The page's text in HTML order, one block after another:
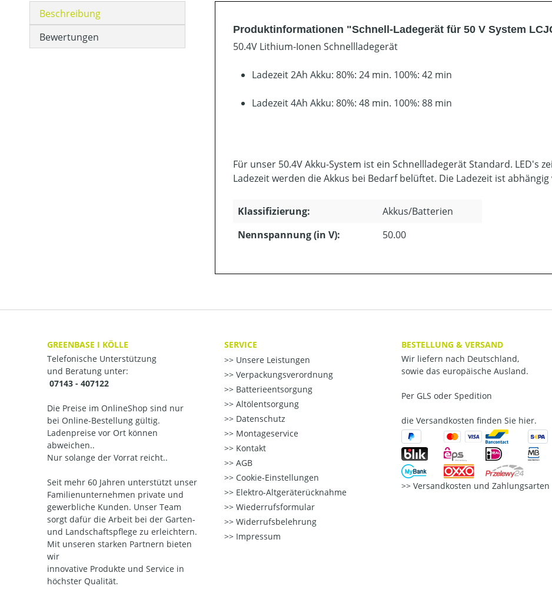
Beschreibung
Bewertungen
Produktinformationen "Schnell-Ladegerät für 50 V System
50.4V Lithium-Ionen Schnellladegerät
Ladezeit 2Ah Akku: 80%: 24 min. 100%: 42 min
Ladezeit 4Ah Akku: 80%: 48 min. 100%: 88 min
Für unser 50.4V Akku-System ist ein Schnellladegerät Standard. LED's
Ladezeit werden die Akkus bei Bedarf belüftet. Die Ladezeit ist
Klassifizierung:
Akkus/Batterien
Nennspannung (in V):
50.00
GREENBASE I KÖLLE
Telefonische Unterstützung
und Beratung unter:
07143 - 407122
Die Preise im OnlineShop sind nur
bei Online-Bestellung gültig.
Ladenpreise vor Ort können
abweichen..
Nur solange der Vorrat reicht..
Seit mehr 60 Jahren unterstützt unser
Familienunternehmen private und
gewerbliche Kunden. Unser Team
sorgt dafür die Arbeit bei der Garten-
und Landschaftspflege zu erleichtern.
Mit unseren starken Partnern bieten
wir
innovative Produkte und Service in
höchster Qualität.
SERVICE
Unsere Leistungen
Verpackungsverordnung
Batterieentsorgung
Altölentsorgung
Datenschutz
Montageservice
Kontakt
AGB
Cookie-Einstellungen
Elektro-Altgeräterücknahme
Wiederrufsformular
Widerrufsbelehrung
Impressum
BESTELLUNG & VERSAND
Wir liefern nach Deutschland,
sowie das europäische Ausland.
Per GLS oder Spedition
die Versandkosten finden Sie hier.
Versandkosten und Zahlungsarten